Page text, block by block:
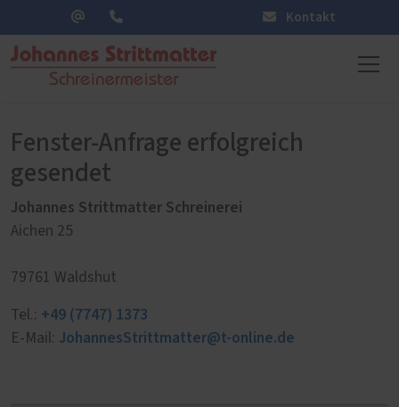
Kontakt
Fenster-Anfrage erfolgreich
gesendet
Johannes Strittmatter Schreinerei
Aichen 25
79761 Waldshut
Tel.: +49 (7747) 1373
E-Mail: JohannesStrittmatter@t-online.de